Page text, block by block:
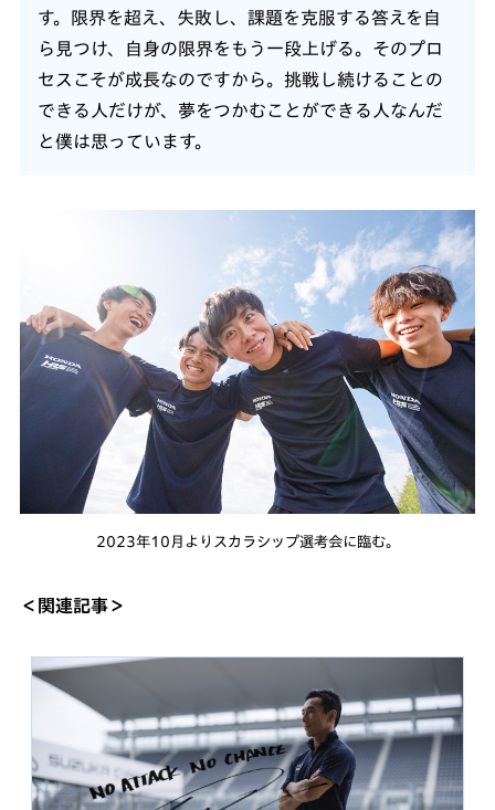
す。限界を超え、失敗し、課題を克服する答えを自
ら見つけ、自身の限界をもう一段上げる。そのプロ
セスこそが成長なのですから。挑戦し続けることの
できる人だけが、夢をつかむことができる人なんだ
と僕は思っています。
2023年10月よりスカラシップ選考会に臨む。
＜関連記事＞